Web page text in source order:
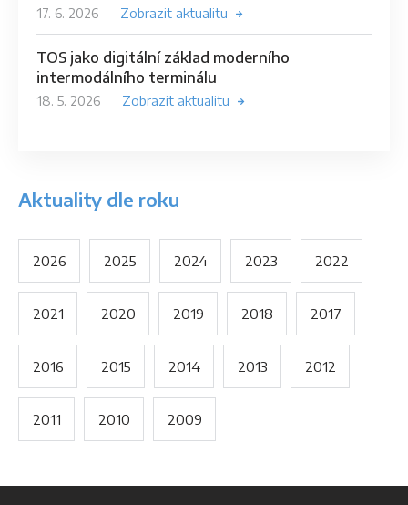
17. 6. 2026 Zobrazit aktualitu
TOS jako digitální základ moderního
intermodálního terminálu
18. 5. 2026 Zobrazit aktualitu
Aktuality dle roku
2026 2025 2024 2023 2022
2021 2020 2019 2018 2017
2016 2015 2014 2013 2012
2011 2010 2009